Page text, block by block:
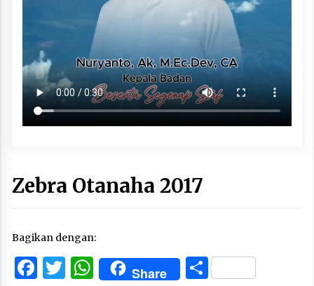
Zebra Otanaha 2017
Bagikan dengan:
Facebook
Twitter
WhatsApp
Share Share